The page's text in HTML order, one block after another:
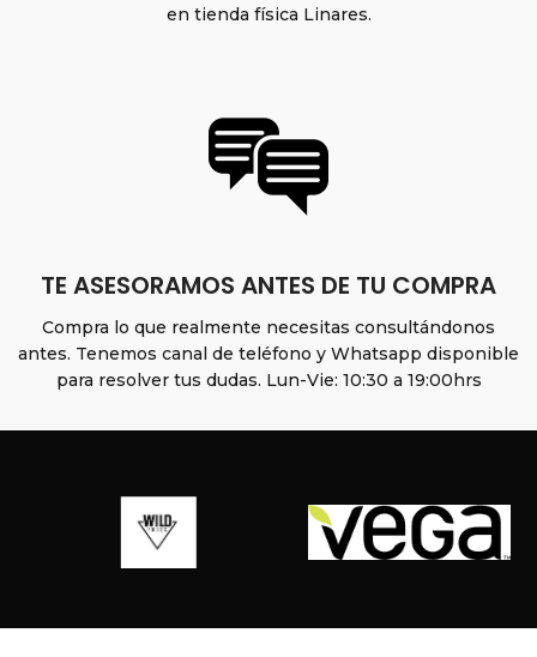
en tienda física Linares.
TE ASESORAMOS ANTES DE TU COMPRA
Compra lo que realmente necesitas consultándonos
antes. Tenemos canal de teléfono y Whatsapp disponible
para resolver tus dudas. Lun-Vie: 10:30 a 19:00hrs